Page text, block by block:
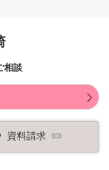
相談
資料請求